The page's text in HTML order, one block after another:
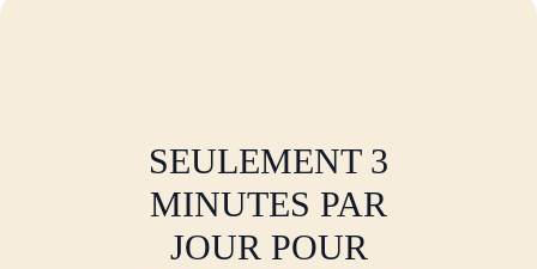
SEULEMENT 3
MINUTES PAR
JOUR POUR